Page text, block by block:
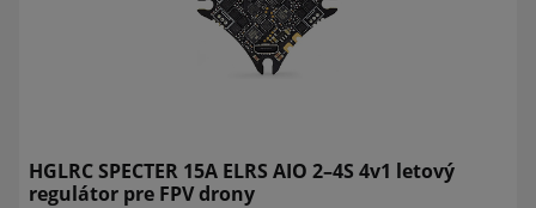
HGLRC SPECTER 15A ELRS AIO 2–4S 4v1 letový
regulátor pre FPV drony